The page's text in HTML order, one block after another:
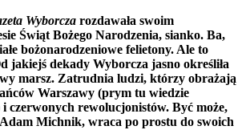
Wyborcza rozdawała swoim
Świąt Bożego Narodzenia, sianko. Ba,
bożonarodzeniowe felietony. Ale to
jakiejś dekady Wyborcza jasno określiła
marsz. Zatrudnia ludzi, którzy obrażają
Warszawy (prym tu wiedzie
i czerwonych rewolucjonistów. Być może,
Michnik, wraca po prostu do swoich